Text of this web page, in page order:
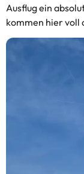
Ausflug ein
kommen hier voll